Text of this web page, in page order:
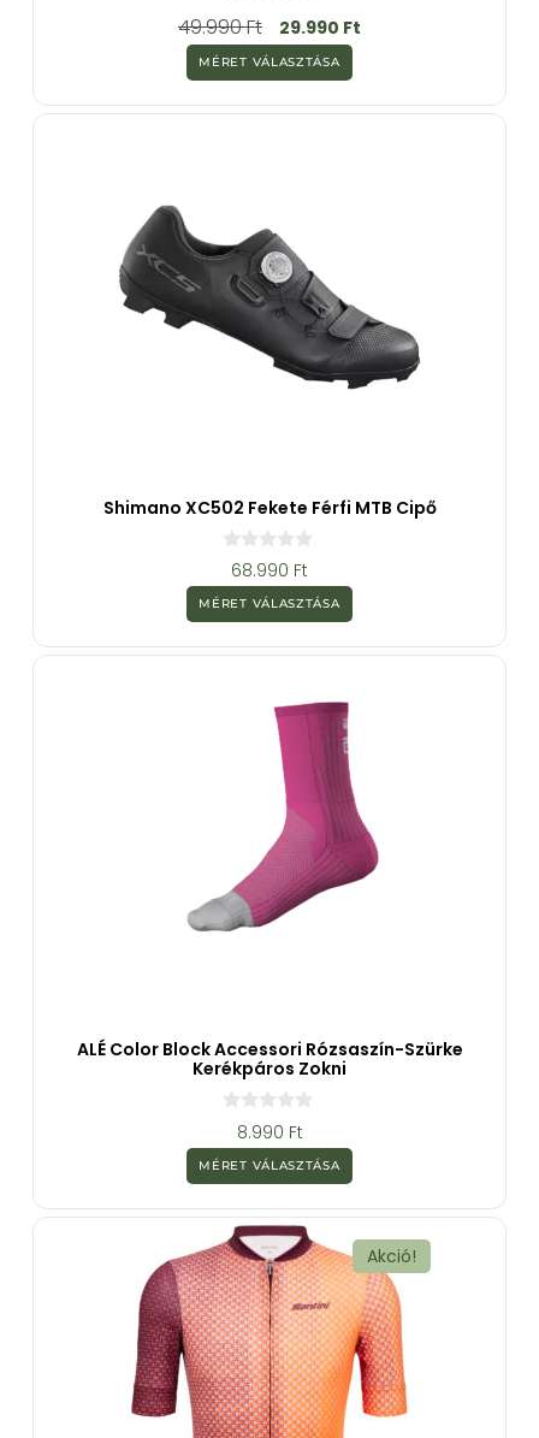
0
a
5
-
b
ő
49.990Ft 29.990 Ft
MÉRET VÁLASZTÁSA
Shimano XC502 Fekete Férfi MTB Cipő
z
5
b
68.990 Ft
MÉRET VÁLASZTÁSA
ALÉ Color Block Accessori Rózsaszín-Szürke
Kerékpáros Zokni
z
5
b
l
8.990 Ft
MÉRET VÁLASZTÁSA
Akció!